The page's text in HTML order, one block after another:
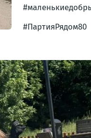
#ПартияРядом80